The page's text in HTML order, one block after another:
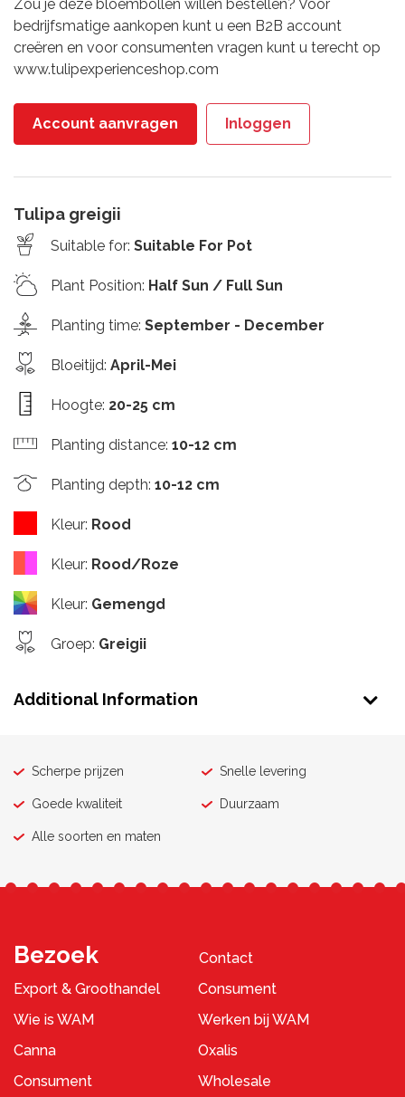
Zou je deze bloembollen willen bestellen? Voor
bedrijfsmatige aankopen kunt u een B2B account
creëren en voor consumenten vragen kunt u terecht op
www.tulipexperienceshop.com
Account aanvragen Inloggen
Tulipa greigii
Suitable for: Suitable For Pot
Plant Position: Half Sun / Full Sun
Planting time: September - December
Bloeitijd: April-Mei
Hoogte: 20-25 cm
Planting distance: 10-12 cm
Planting depth: 10-12 cm
Kleur: Rood
Kleur: Rood/Roze
Kleur: Gemengd
Groep: Greigii
Additional Information
Scherpe prijzen Snelle levering
Goede kwaliteit Duurzaam
Alle soorten en maten
Bezoek
Contact
Export & Groothandel
Consument
Wie is WAM
Werken bij WAM
Canna
Oxalis
Consument
Wholesale